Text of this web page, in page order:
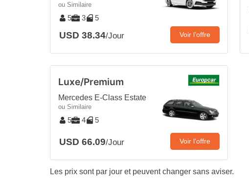
ou Similaire
5 3 5
USD 38.34/Jour Voir l’offre
Luxe/Premium
Mercedes E-Class Estate
ou Similaire
5 4 5
USD 66.09/Jour Voir l’offre
Les prix sont par jour et peuvent changer sans aviser.